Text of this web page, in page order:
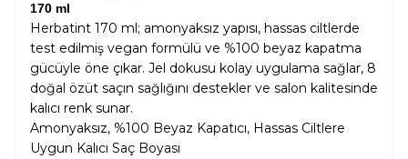
170 ml
Herbatint 170 ml; amonyaksız yapısı, hassas ciltlerde
test edilmiş vegan formülü ve %100 beyaz kapatma
gücüyle öne çıkar. Jel dokusu kolay uygulama sağlar, 8
doğal özüt saçın sağlığını destekler ve salon kalitesinde
kalıcı renk sunar.
Amonyaksız, %100 Beyaz Kapatıcı, Hassas Ciltlere
Uygun Kalıcı Saç Boyası